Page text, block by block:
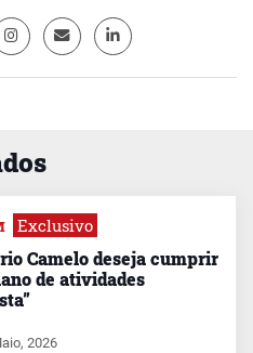
Exclusivo
Camelo deseja cumprir
de atividades
2026